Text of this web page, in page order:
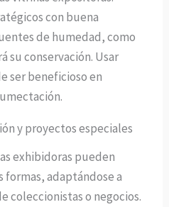
con buena
de humedad, como
su conservación. Usar
ser beneficioso en
y proyectos especiales
exhibidoras pueden
formas, adaptándose a
coleccionistas o negocios.